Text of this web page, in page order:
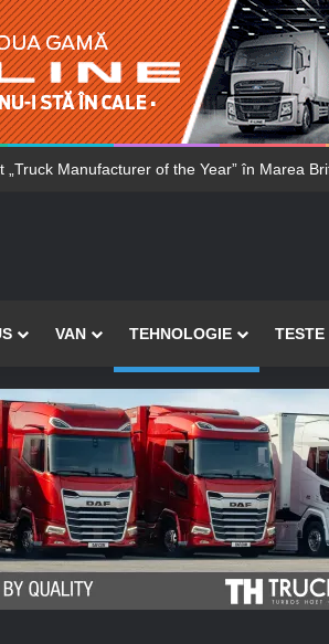
115 camioane F-Max către TJA din Portugalia
VAN TEHNOLOGIE TESTE